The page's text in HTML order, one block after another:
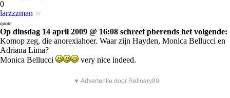
0
larzzzman
quote:
Op dinsdag 14 april 2009 @ 16:08 schreef pberends het volgende:
Komop zeg, die anorexiahoer. Waar zijn Hayden, Monica Bellucci en
Adriana Lima?
Monica Bellucci
very nice indeed.
▼ Advertentie door Refinery89